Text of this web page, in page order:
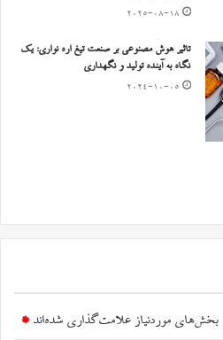
2025-08-18
تاثیر هوش مصنوعی بر صنعت تیغ اره نواری: یک
نگاه به آینده تولید و نگهداری
2024-10-05
بخش‌های موردنیاز علامت‌گذاری شده‌اند *